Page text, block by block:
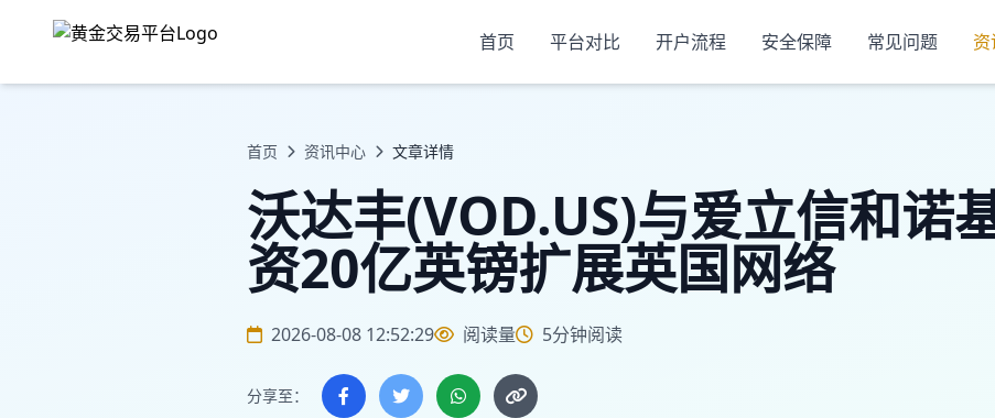
首页 平台对比 开户流程 安全保障 常见问题
首页 资讯中心 文章详情
沃达丰(VOD.US)与爱立信和诺
资20亿英镑扩展英国网络
2026-08-08 12:52:29 阅读量 5分钟阅读
分享至：